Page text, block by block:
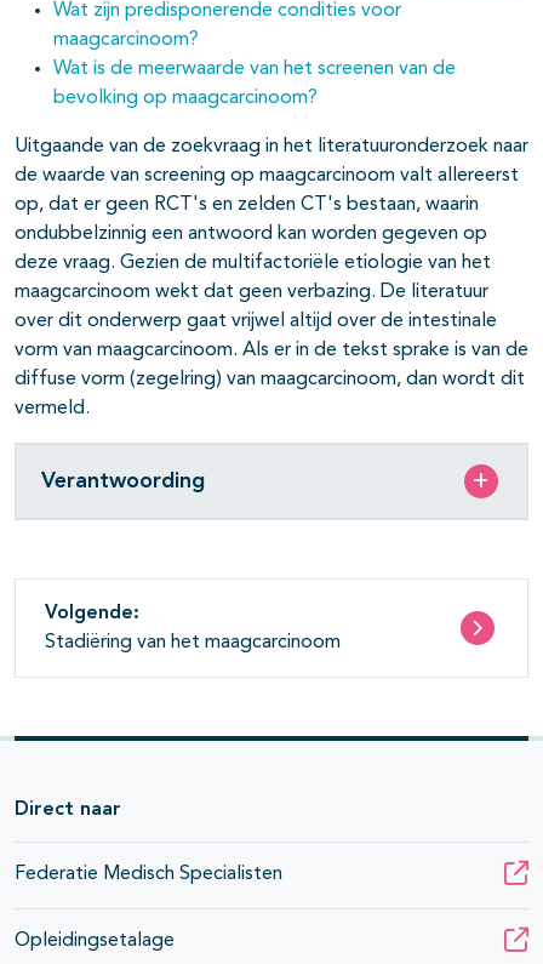
open- en dichtklappen
open- en dichtklappen
open- en dichtklappen
Wat zijn predisponerende condities voor
maagcarcinoom?
Wat is de meerwaarde van het screenen van de
bevolking op maagcarcinoom?
Uitgaande van de zoekvraag in het literatuuronderzoek naar
de waarde van screening op maagcarcinoom valt allereerst
op, dat er geen RCT's en zelden CT's bestaan, waarin
ondubbelzinnig een antwoord kan worden gegeven op
deze vraag. Gezien de multifactoriële etiologie van het
maagcarcinoom wekt dat geen verbazing. De literatuur
over dit onderwerp gaat vrijwel altijd over de intestinale
vorm van maagcarcinoom. Als er in de tekst sprake is van de
diffuse vorm (zegelring) van maagcarcinoom, dan wordt dit
vermeld.
Verantwoording
Volgende:
Stadiëring van het maagcarcinoom
Direct naar
Federatie Medisch Specialisten
Opleidingsetalage